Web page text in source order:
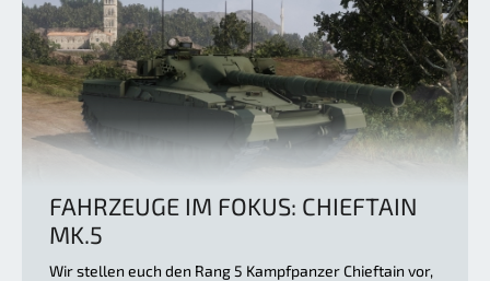
FAHRZEUGE IM FOKUS: CHIEFTAIN
MK.5
Wir stellen euch den Rang 5 Kampfpanzer Chieftain vor,